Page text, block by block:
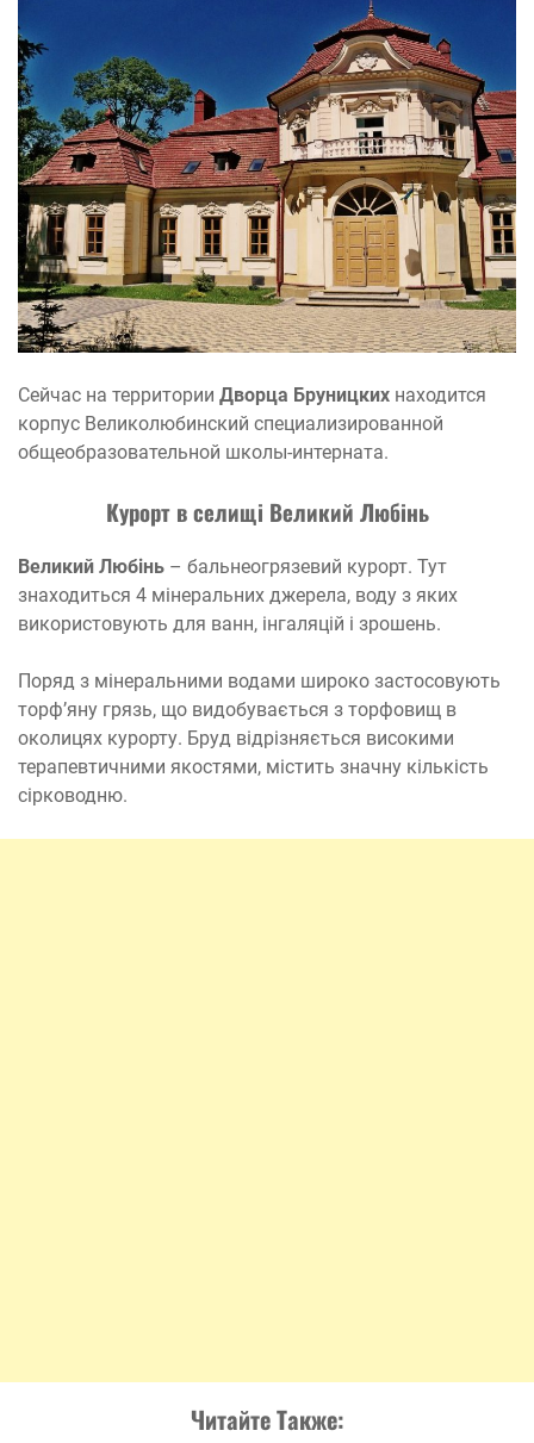
Сейчас на территории Дворца Бруницких находится
корпус Великолюбинский специализированной
общеобразовательной школы-интерната.
Курорт вселищі Великий Любінь
Великий Любінь – бальнеогрязевий курорт. Тут
знаходиться 4 мінеральних джерела, воду з яких
використовують для ванн, інгаляцій і зрошень.
Поряд з мінеральними водами широко застосовують
торф’яну грязь, що видобувається з торфовищ в
околицях курорту. Бруд відрізняється високими
терапевтичними якостями, містить значну кількість
сірководню.
Читайте Также: